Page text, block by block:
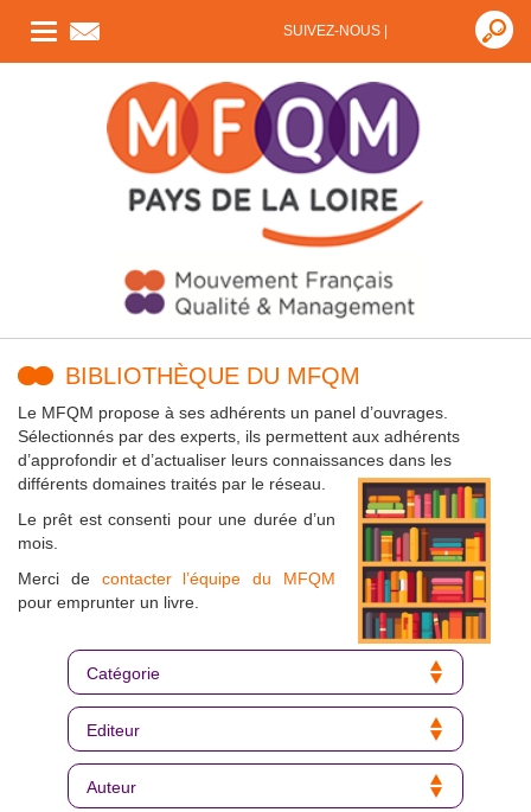
Toggle
SUIVEZ-NOUS |
BIBLIOTHÈQUE DU MFQM
Le MFQM propose à ses adhérents un panel d’ouvrages.
Sélectionnés par des experts, ils permettent aux adhérents
d’approfondir et d’actualiser leurs connaissances dans les
différents domaines traités par le réseau.
Le prêt est consenti pour une durée d’un
mois.
Merci de contacter l’équipe du MFQM
pour emprunter un livre.